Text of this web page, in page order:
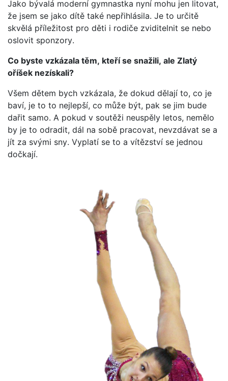
Jako bývalá moderní gymnastka nyní mohu jen litovat,
že jsem se jako dítě také nepřihlásila. Je to určitě
skvělá příležitost pro děti i rodiče zviditelnit se nebo
oslovit sponzory.
Co byste vzkázala těm, kteří se snažili, ale Zlatý
oříšek nezískali?
Všem dětem bych vzkázala, že dokud dělají to, co je
baví, je to to nejlepší, co může být, pak se jim bude
dařit samo. A pokud v soutěži neuspěly letos, nemělo
by je to odradit, dál na sobě pracovat, nevzdávat se a
jít za svými sny. Vyplatí se to a vítězství se jednou
dočkají.